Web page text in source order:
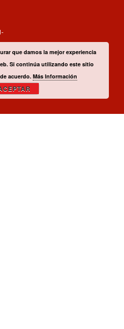
que damos la mejor experiencia
Si continúa utilizando este sitio
acuerdo. Más Información